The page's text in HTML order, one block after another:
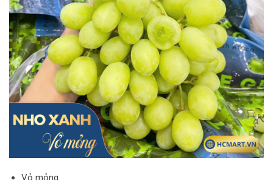
Vỏ mỏng